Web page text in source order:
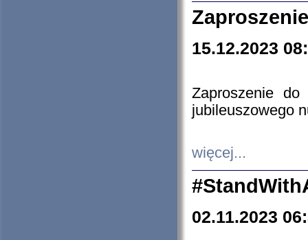
15.12.2023
Zaproszenie do
jubileuszowego
więcej...
02.11.2023